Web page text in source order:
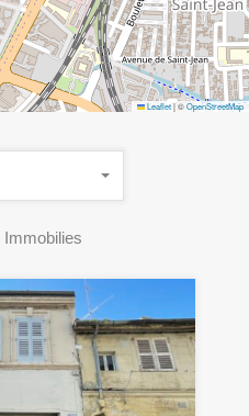
Leaflet|©OpenStreetMap
Immobilies